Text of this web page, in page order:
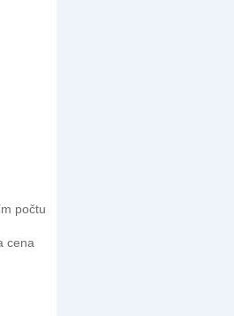
počtu
cena